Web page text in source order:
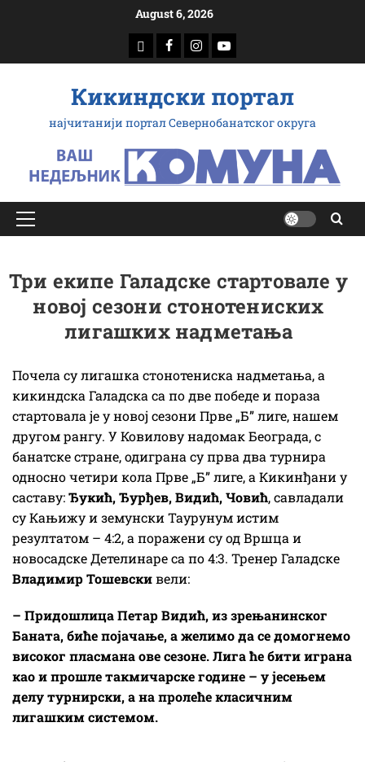
August 6, 2026
доwнлоад
Фацебоок
Инстаграм
Yоутубе
Кикиндски портал
најчитанији портал Севернобанатског округа
Примарy
Три екипе Галадске стартовале у
новој сезони стонотениских
лигашких надметања
Почела су лигашка стонотениска надметања, а
кикиндска Галадска са по две победе и пораза
стартовала је у новој сезони Прве „Б” лиге, нашем
другом рангу. У Ковилову надомак Београда, с
банатске стране, одиграна су прва два турнира
односно четири кола Прве „Б” лиге, а Кикинђани у
саставу:Ђукић, Ђурђев, Видић, Човић, савладали
су Кањижу и земунски Таурунум истим
резултатом – 4:2, а поражени су од Вршца и
новосадске Детелинаре са по 4:3. Тренер Галадске
Владимир Тошевскивели:
– Придошлица Петар Видић, из зрењанинског
Баната, биће појачање, а желимо да се домогнемо
високог пласмана ове сезоне. Лига ће бити играна
као и прошле такмичарске године – у јесењем
делу турнирски, а на пролеће класичним
лигашким системом.